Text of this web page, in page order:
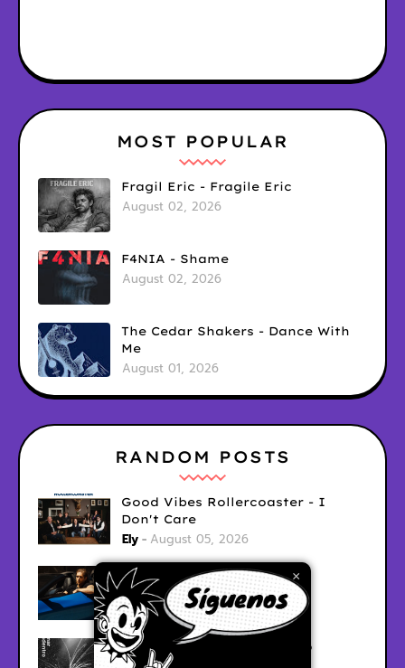
×
MOST POPULAR
Fragil Eric - Fragile Eric
August 02, 2026
F4NIA - Shame
August 02, 2026
The Cedar Shakers - Dance With
Me
August 01, 2026
RANDOM POSTS
Good Vibes Rollercoaster - I
Don't Care
Ely August 05, 2026
Hyperwulf - FaceTime
Ely August 04, 2026
BARRACÜDA - Mar Adentro